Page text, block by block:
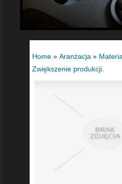
Home » Aranżacja »
Zwiększenie produkcji.